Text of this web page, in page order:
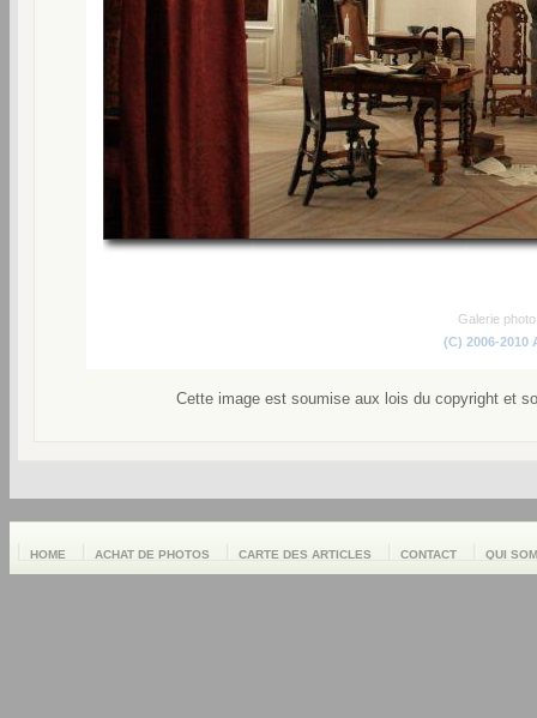
Galerie
(C) 2006-2010
Cette image est soumise aux lois du copyright et
HOME ACHAT DE PHOTOS CARTE DES ARTICLES CONTACT QUI